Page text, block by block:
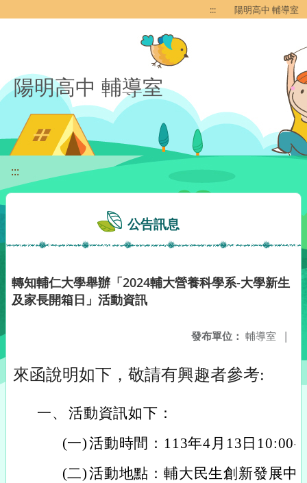
::: 陽明高中 輔導室
陽明高中 輔導室
:::
公告訊息
轉知輔仁大學舉辦「2024輔大營養科學系-大學新生
及家長開箱日」活動資訊
發布單位： 輔導室 |
來函說明如下，敬請有興趣者參考:
一、 活動資訊如下：
(一)活動時間：113年4月13日10:00-
(二)活動地點：輔大民生創新發展中